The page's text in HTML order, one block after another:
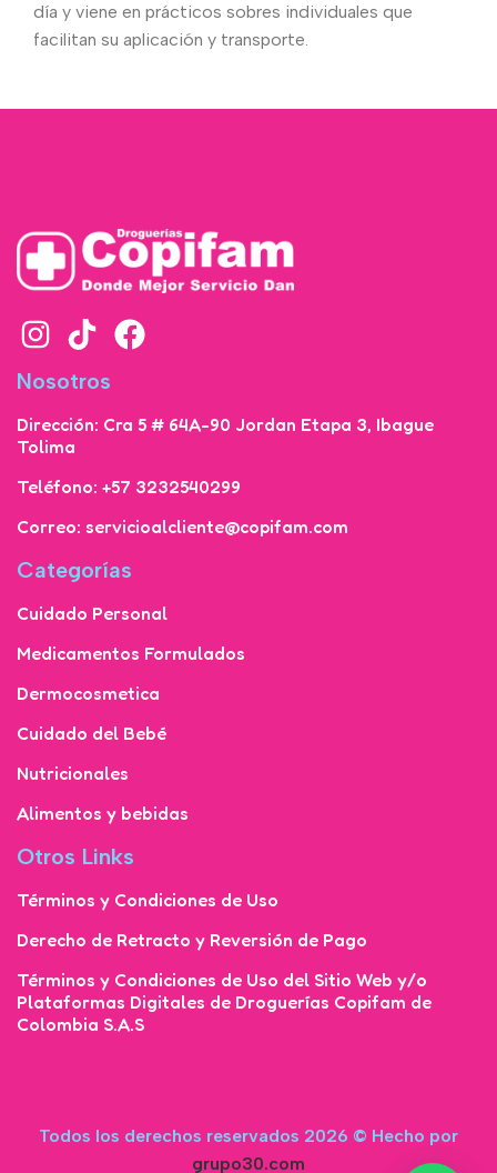
día y viene en prácticos sobres individuales que
facilitan su aplicación y transporte.
Nosotros
Dirección: Cra 5 # 64A-90 Jordan Etapa 3, Ibague
Tolima
Teléfono: +57 3232540299
Correo: servicioalcliente@copifam.com
Categorías
Cuidado Personal
Medicamentos Formulados
Dermocosmetica
Cuidado del Bebé
Nutricionales
Alimentos y bebidas
Otros Links
Términos y Condiciones de Uso
Derecho de Retracto y Reversión de Pago
Términos y Condiciones de Uso del Sitio Web y/o
Plataformas Digitales de Droguerías Copifam de
Colombia S.A.S
Todos los derechos reservados 2026 © Hecho por
grupo30.com